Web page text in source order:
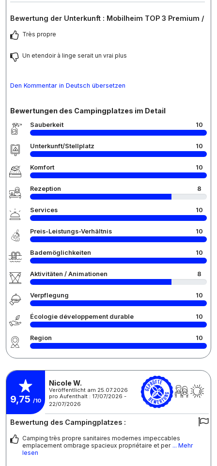
Bewertung der Unterkunft : Mobilheim TOP 3 Premium /
Très propre
Un etendoir à linge serait un vrai plus
Den Kommentar in Deutsch übersetzen
Bewertungen des Campingplatzes im Detail
Sauberkeit 10
Unterkunft/Stellplatz 10
Komfort 10
Rezeption 8
Services 10
Preis-Leistungs-Verhältnis 10
Bademöglichkeiten 10
Aktivitäten / Animationen 8
Verpflegung 10
Écologie développement durable 10
Region 10
9,75 /10
Nicole W.
Veröffentlicht am 25.07.2026
pro Aufenthalt : 17/07/2026 -
22/07/2026
Bewertung des Campingplatzes :
Camping très propre sanitaires modernes impeccables
emplacement ombrage spacieux propriétaire et per ... Mehr
lesen